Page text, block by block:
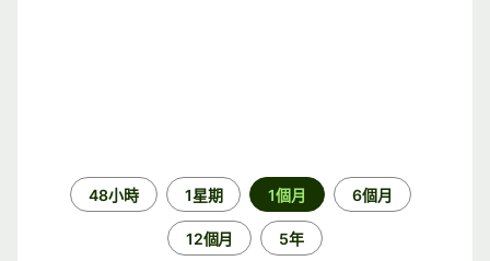
48小時 1星期 1個月 6個月
12個月 5年